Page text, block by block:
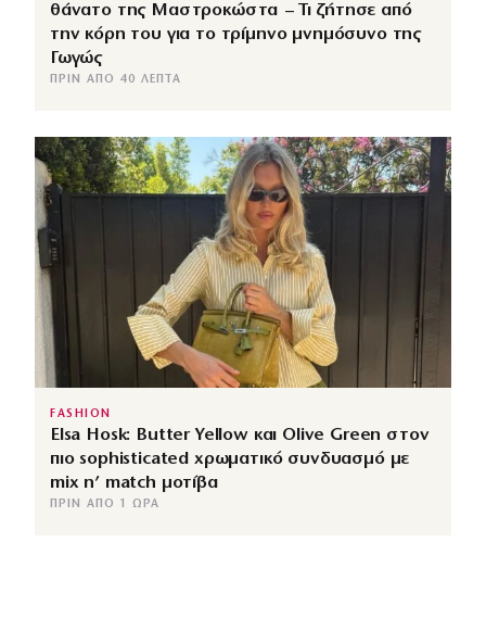
θάνατο της Μαστροκώστα – Τι ζήτησε από
την κόρη του για το τρίμηνο μνημόσυνο της
Γωγώς
ΠΡΙΝ ΑΠΌ 40 ΛΕΠΤΆ
FASHION
Elsa Hosk: Butter Yellow και Olive Green στον
πιο sophisticated χρωματικό συνδυασμό με
mix n’ match μοτίβα
ΠΡΙΝ ΑΠΌ 1 ΏΡΑ